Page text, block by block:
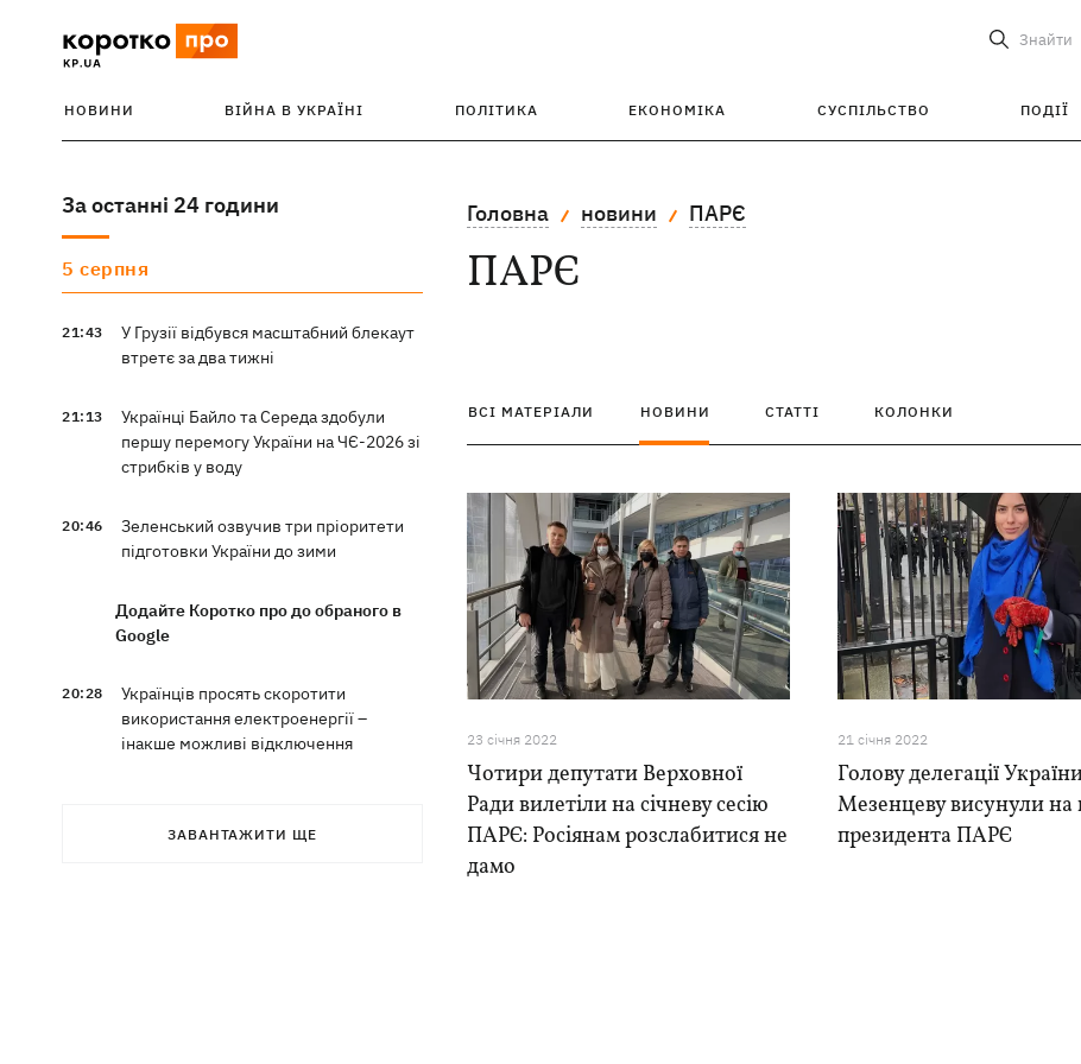
Знайти
НОВИНИ ВІЙНА В УКРАЇНІ ПОЛІТИКА ЕКОНОМІКА СУСПІЛЬСТВО ПОДІЇ
За останні 24 години
5 серпня
21:43
У Грузії відбувся масштабний блекаут
втретє за два тижні
21:13
Українці Байло та Середа здобули
першу перемогу України на ЧЄ-2026 зі
стрибків у воду
20:46
Зеленський озвучив три пріоритети
підготовки України до зими
Додайте Коротко про до обраного в
Google
20:28
Українців просять скоротити
використання електроенергії –
інакше можливі відключення
блискавки просто на полі
ЗАВАНТАЖИТИ ЩЕ
Головна новини ПАРЄ
ПАРЄ
ВСІ МАТЕРІАЛИ НОВИНИ СТАТТІ КОЛОНКИ
23 сiчня 2022
Чотири депутати Верховної
Ради вилетіли на січневу сесію
ПАРЄ: Росіянам розслабитися не
дамо
21 сiчня 2022
Голову делегації
Мезенцеву висунули на
президента ПАРЄ